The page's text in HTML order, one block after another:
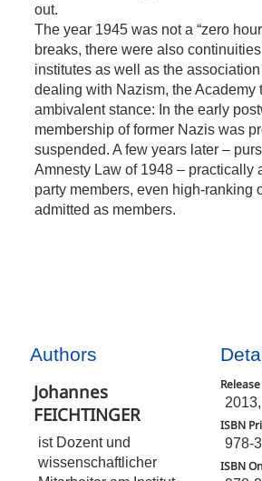
out.
The year 1945 was not a “zero
breaks, there were also
institutes as well as the
dealing with Nazism, the Academy
ambivalent stance: In the early
membership of former Nazis was
suspended. A few years later –
Amnesty Law of 1948 – practically
party members, even high-ranking
admitted as members.
Authors
Johannes
FEICHTINGER
ist Dozent und
wissenschaftlicher
2013,
ISBN
978-
ISBN